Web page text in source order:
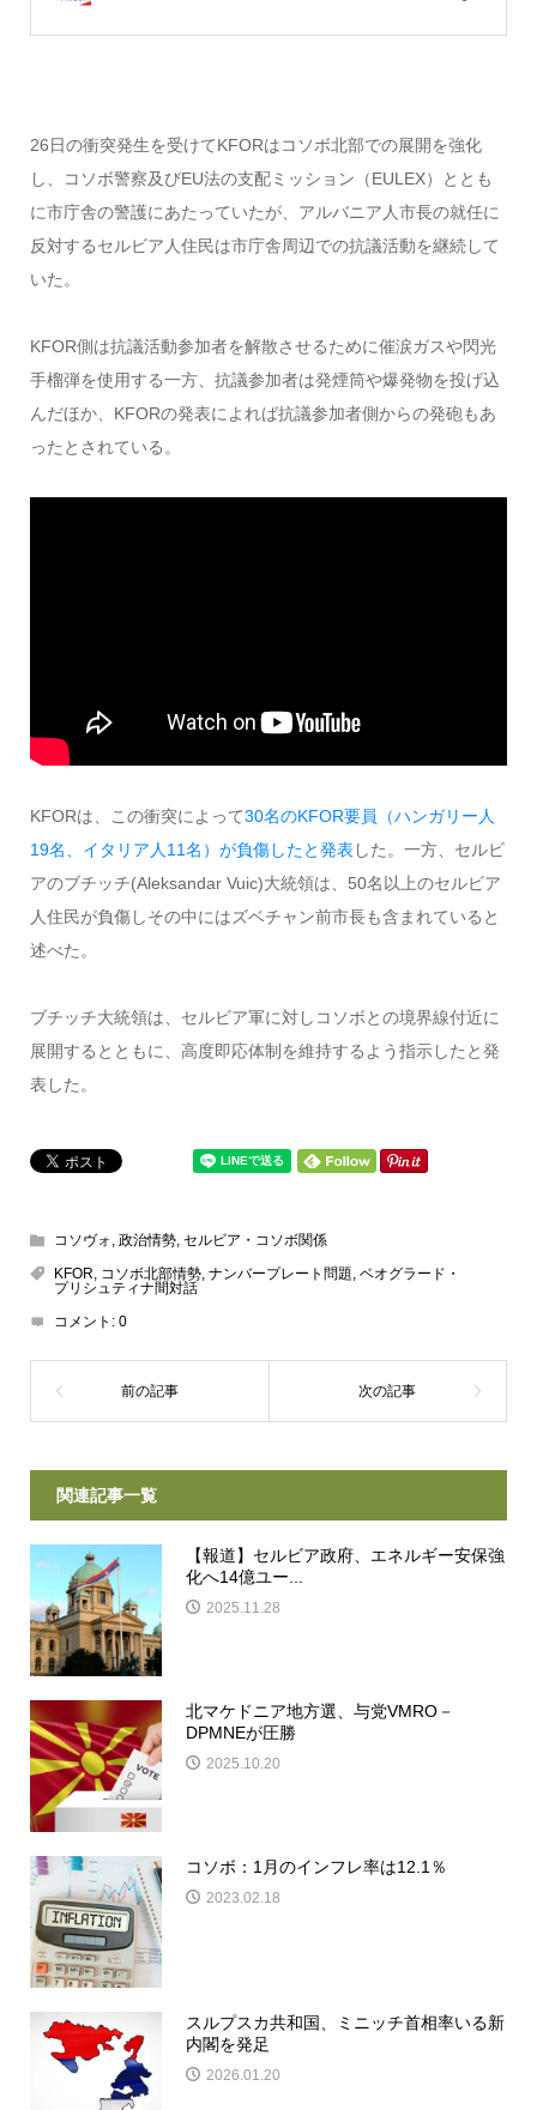
26日の衝突発生を受けてKFORはコソボ北部での展開を強化
し、コソボ警察及びEU法の支配ミッション（EULEX）ととも
に市庁舎の警護にあたっていたが、アルバニア人市長の就任に
反対するセルビア人住民は市庁舎周辺での抗議活動を継続して
いた。
KFOR側は抗議活動参加者を解散させるために催涙ガスや閃光
手榴弾を使用する一方、抗議参加者は発煙筒や爆発物を投げ込
んだほか、KFORの発表によれば抗議参加者側からの発砲もあ
ったとされている。
KFORは、この衝突によって30名のKFOR要員（ハンガリー人
19名、イタリア人11名）が負傷したと発表した。一方、セルビ
アのブチッチ(Aleksandar Vuic)大統領は、50名以上のセルビア
人住民が負傷しその中にはズベチャン前市長も含まれていると
述べた。
ブチッチ大統領は、セルビア軍に対しコソボとの境界線付近に
展開するとともに、高度即応体制を維持するよう指示したと発
表した。
コソヴォ 政治情勢, セルビア・コソボ関係
KFOR
コソボ北部情勢, ナンバープレート問題 ベオグラード・
プリシュティナ間対話
コメント: 0
関連記事一覧
【報道】セルビア政府、エネルギー安保強
化へ14億ユー...
2025.11.28
北マケドニア地方選、与党VMRO－
DPMNEが圧勝
2025.10.20
コソボ：1月のインフレ率は12.1％
2023.02.18
スルプスカ共和国、ミニッチ首相率いる新
内閣を発足
2026.01.20